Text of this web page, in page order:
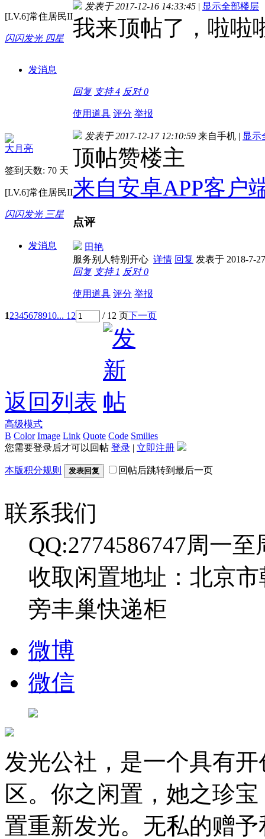
[LV.6]常住居民II
闪闪发光 四星
发消息
发表于 2017-12-16 14:33:45 | 显示全部楼层
我来顶帖了，啦啦
回复 支持4 反对0
使用道具 评分 举报
大月亮
签到天数: 70 天
[LV.6]常住居民II
闪闪发光 三星
发消息
发表于 2017-12-17 12:10:59 来自手机 | 显示
顶帖赞楼主
来自安卓APP客户
点评
田艳
服务别人特别开心 详情 回复 发表于 2018-7-
回复 支持 1 反对0
使用道具 评分 举报
12345678910... 12 / 12 页下一页
返回列表
高级模式
B Color Image Link Quote Code Smilies
您需要登录后才可以回帖 登录 | 立即注册
本版积分规则 发表回复 回帖后跳转到最后一页
联系我们
QQ:2774586747周一至
收取闲置地址：北京
旁丰巢快递柜
微博
微信
发光公社，是一个具有
区。你之闲置，她之珍
置重新发光。无私的赠